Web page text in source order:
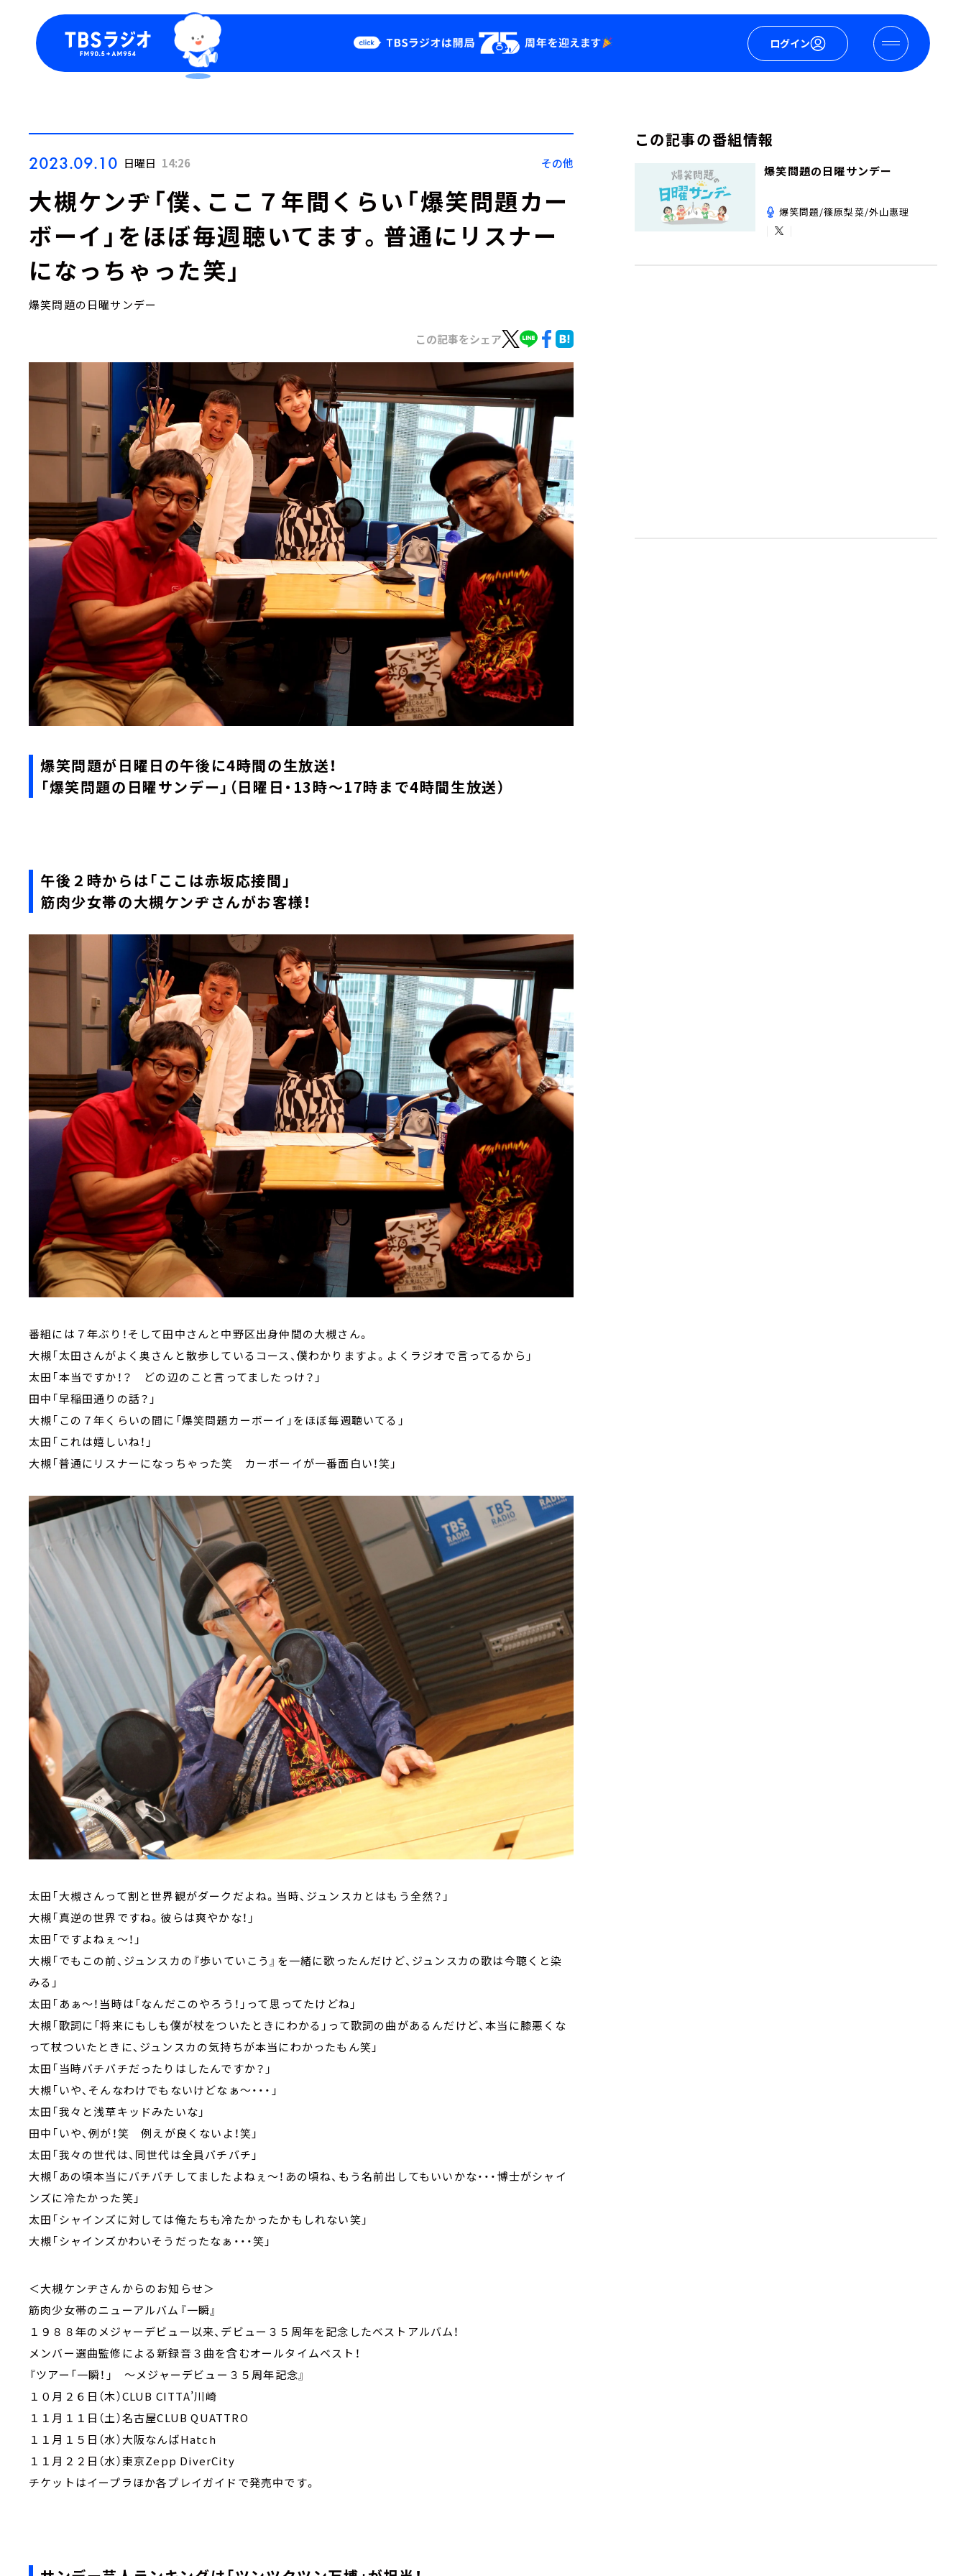
ログイン
Podcast
YouTube
2023.09.10 日曜日 14:26 その他
大槻ケンヂ「僕、ここ７年間くらい「爆笑問題カー
ボーイ」をほぼ毎週聴いてます。普通にリスナー
になっちゃった笑」
爆笑問題の日曜サンデー
この記事をシェア
爆笑問題が日曜日の午後に4時間の生放送！
「爆笑問題の日曜サンデー」（日曜日・13時～17時まで4時間生放送）
午後２時からは「ここは赤坂応接間」
筋肉少女帯の大槻ケンヂさんがお客様！
番組には７年ぶり！そして田中さんと中野区出身仲間の大槻さん。
大槻「太田さんがよく奥さんと散歩しているコース、僕わかりますよ。よくラジオで言ってるから」
太田「本当ですか！？ どの辺のこと言ってましたっけ？」
田中「早稲田通りの話？」
大槻「この７年くらいの間に「爆笑問題カーボーイ」をほぼ毎週聴いてる」
太田「これは嬉しいね！」
大槻「普通にリスナーになっちゃった笑 カーボーイが一番面白い！笑」
太田「大槻さんって割と世界観がダークだよね。当時、ジュンスカとはもう全然？」
大槻「真逆の世界ですね。彼らは爽やかな！」
太田「ですよねぇ～！」
大槻「でもこの前、ジュンスカの『歩いていこう』を一緒に歌ったんだけど、ジュンスカの歌は今聴くと染
みる」
太田「あぁ～！当時は「なんだこのやろう！」って思ってたけどね」
大槻「歌詞に「将来にもしも僕が杖をついたときにわかる」って歌詞の曲があるんだけど、本当に膝悪くな
って杖ついたときに、ジュンスカの気持ちが本当にわかったもん笑」
太田「当時バチバチだったりはしたんですか？」
大槻「いや、そんなわけでもないけどなぁ～・・・」
太田「我々と浅草キッドみたいな」
田中「いや、例が！笑 例えが良くないよ！笑」
太田「我々の世代は、同世代は全員バチバチ」
大槻「あの頃本当にバチバチしてましたよねぇ～！あの頃ね、もう名前出してもいいかな・・・博士がシャイ
ンズに冷たかった笑」
太田「シャインズに対しては俺たちも冷たかったかもしれない笑」
大槻「シャインズかわいそうだったなぁ・・・笑」
＜大槻ケンヂさんからのお知らせ＞
筋肉少女帯のニューアルバム『一瞬』
１９８８年のメジャーデビュー以来、デビュー３５周年を記念したベストアルバム！
メンバー選曲監修による新録音３曲を含むオールタイムベスト！
『ツアー「一瞬！」 ～メジャーデビュー３５周年記念』
１０月２６日（木）CLUB CITTA’川崎
１１月１１日（土）名古屋CLUB QUATTRO
１１月１５日（水）大阪なんばHatch
１１月２２日（水）東京Zepp DiverCity
チケットはイープラほか各プレイガイドで発売中です。
この記事の番組情報
爆笑問題の日曜サンデー
爆笑問題/篠原梨菜/外山惠理